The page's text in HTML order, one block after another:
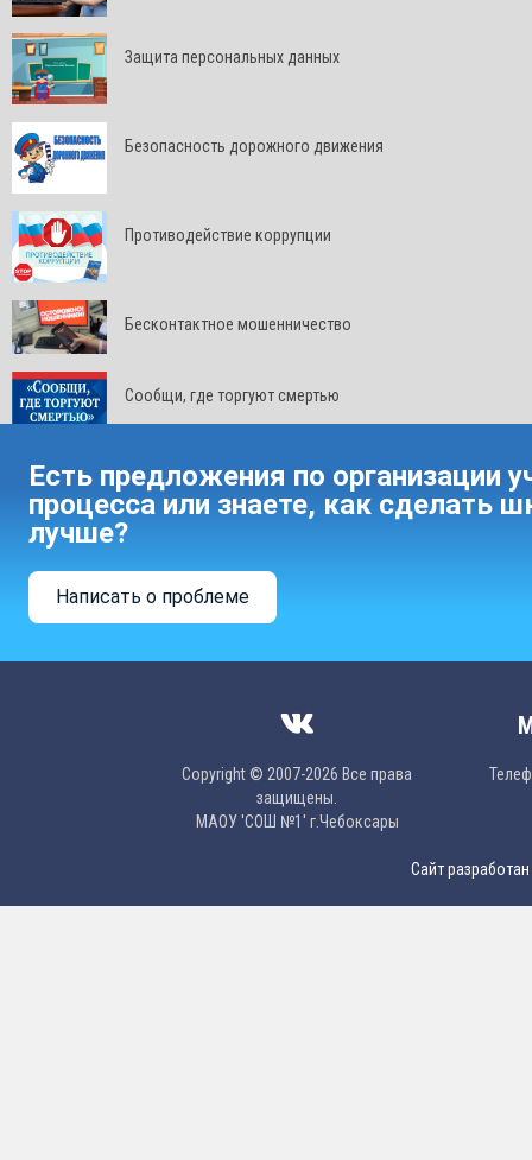
Защита персональных данных
Безопасность дорожного движения
Противодействие коррупции
Бесконтактное мошенничество
Сообщи, где торгуют смертью
Есть предложения по организации
процесса или знаете, как сделать
лучше?
Написать о проблеме
Copyright © 2007-2026 Все права
защищены.
МAОУ 'CОШ №1' г.Чебоксары
Сайт